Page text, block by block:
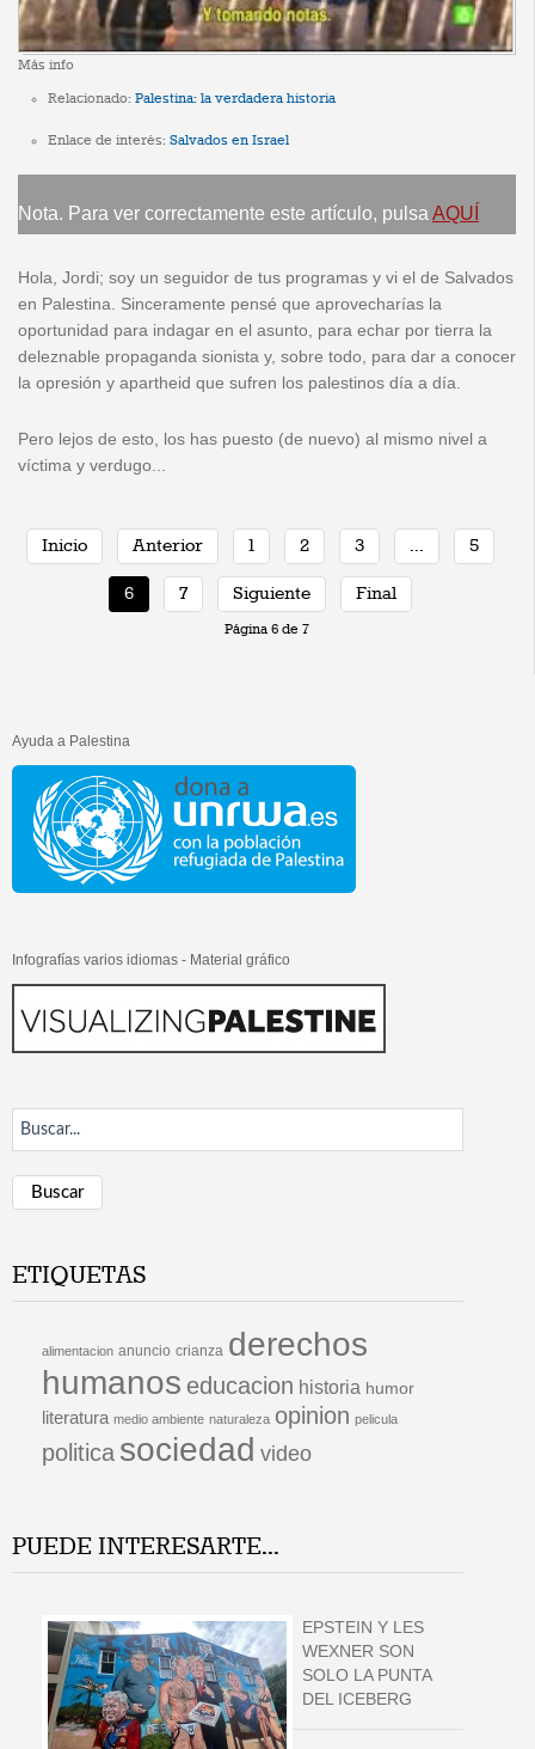
Más info
Relacionado: Palestina: la verdadera historia
Enlace de interés: Salvados en Israel
Nota. Para ver correctamente este artículo, pulsa AQUÍ
Hola, Jordi; soy un seguidor de tus programas y vi el de Salvados
en Palestina. Sinceramente pensé que aprovecharías la
oportunidad para indagar en el asunto, para echar por tierra la
deleznable propaganda sionista y, sobre todo, para dar a conocer
la opresión y apartheid que sufren los palestinos día a día.
Pero lejos de esto, los has puesto (de nuevo) al mismo nivel a
víctima y verdugo...
Inicio Anterior 1 2 3 ... 5
6 7 Siguiente Final
Página 6 de 7
Ayuda a Palestina
Infografías varios idiomas - Material gráfico
Buscar
ETIQUETAS
alimentacion anuncio crianza derechos
humanos educacion historia humor
literatura medio ambiente naturaleza opinion pelicula
politica sociedad video
PUEDE INTERESARTE...
EPSTEIN Y LES
WEXNER SON
SOLO LA PUNTA
DEL ICEBERG